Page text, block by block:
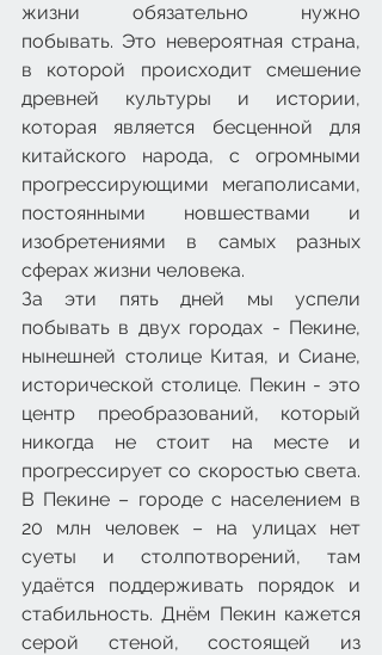
жизни обязательно нужно
побывать. Это невероятная страна,
в которой происходит смешение
древней культуры и истории,
которая является бесценной для
китайского народа, с огромными
прогрессирующими мегаполисами,
постоянными новшествами и
изобретениями в самых разных
сферах жизни человека.
За эти пять дней мы успели
побывать в двух городах - Пекине,
нынешней столице Китая, и Сиане,
исторической столице. Пекин - это
центр преобразований, который
никогда не стоит на месте и
прогрессирует со скоростью света.
В Пекине – городе с населением в
20 млн человек – на улицах нет
суеты и столпотворений, там
удаётся поддерживать порядок и
стабильность. Днём Пекин кажется
серой стеной, состоящей из